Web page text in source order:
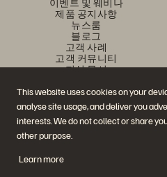
This website uses cookies on your
analyse site usage, and deliver you
interests. We do not collect or share
other purpose.
Learn more
이벤트 및 웨비나
제품 공지사항
뉴스룸
블로그
고객 사례
고객 커뮤니티
지식 문서
문의
에버퓨어(Everpure) 공식